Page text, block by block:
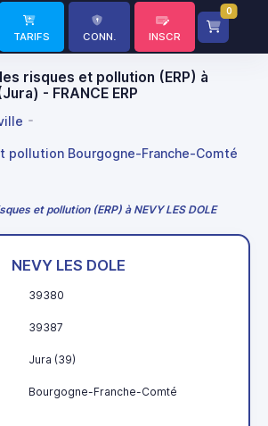
TARIFS CONN. INSCR
0
risques et pollution (ERP) à
- FRANCE ERP
pollution Bourgogne-Franche-Comté
et pollution (ERP) à NEVY LES DOLE
NEVY LES DOLE
39380
39387
Jura (39)
Bourgogne-Franche-Comté